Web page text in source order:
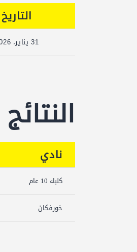
التاريخ
31 يناير، 2026
النتائج
نادي
كلباء 10 عام
خورفكان